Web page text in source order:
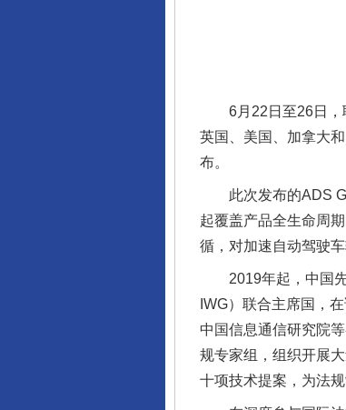
6月22日至26日，联
英国、美国、加拿大
布。
此次发布的ADS
起覆盖产品全生命周
循，对加速自动驾驶
2019年起，中国先
IWG）联合主席国，
中国信息通信研究院
规专家组，组织开展
十项技术提案，为法